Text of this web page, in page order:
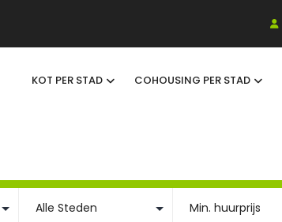
KOT PER STAD COHOUSING PER STAD